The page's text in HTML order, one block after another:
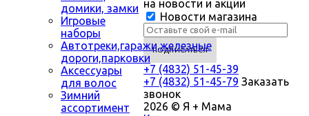
домики, замки
Игровые
наборы
Автотреки,гаражи,железные
дороги,парковки
Аксессуары
для волос
Зимний
ассортимент
на новости и акции
Новости магазина
+7 (4832) 51-45-39
+7 (4832) 51-45-79 Заказать
звонок
2026 © Я + Мама